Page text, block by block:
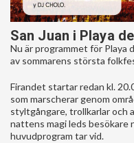
San Juan i Playa
Nu är programmet för Playa
av sommarens största
Firandet startar redan kl.
som marscherar genom
styltgångare, trollkarlar och
nattens magi leds besökare
huvudprogram tar vid.